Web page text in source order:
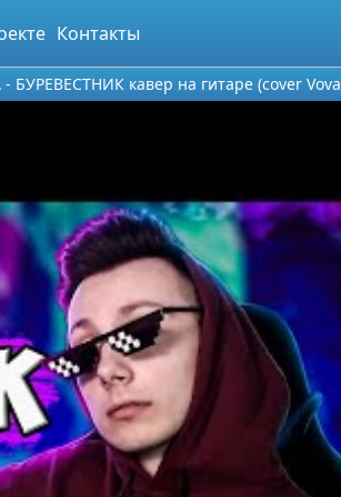
Контакты
- БУРЕВЕСТНИК кавер на гитаре (cover